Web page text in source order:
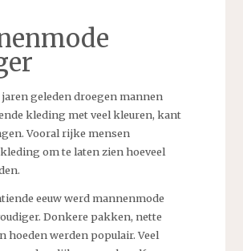
geleden droegen mannen
kleding met veel kleuren, kant
Vooral rijke mensen
om te laten zien hoeveel
eeuw werd mannenmode
Donkere pakken, nette
hoeden werden populair. Veel